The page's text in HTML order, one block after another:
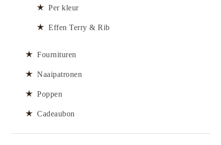
Per kleur
Effen Terry & Rib
Fournituren
Naaipatronen
Poppen
Cadeaubon